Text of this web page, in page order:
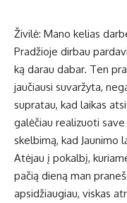
Živilė: Mano kelias
Pradžioje dirbau
ką darau dabar. Ten
jaučiausi suvaržyta,
supratau, kad laikas
galėčiau realizuoti
skelbimą, kad Jaunimo
Atėjau į pokalbį,
pačią dieną man
apsidžiaugiau, viskas